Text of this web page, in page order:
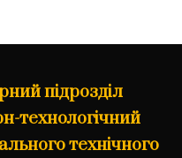
підрозділ
технологічний
технічного